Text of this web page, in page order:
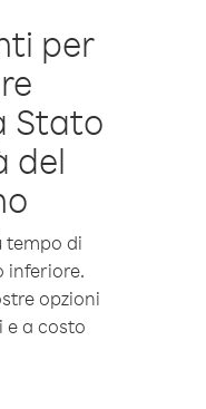
per
Stato
del
tempo di
inferiore.
opzioni
e a costo